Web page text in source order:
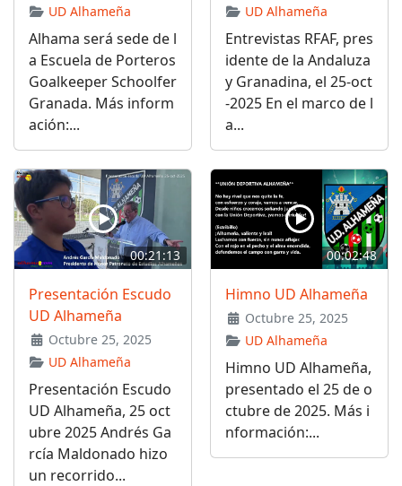
UD Alhameña
Alhama será sede de l
a Escuela de Porteros
Goalkeeper Schoolfer
Granada. Más inform
ación:...
UD Alhameña
Entrevistas RFAF, pres
idente de la Andaluza
y Granadina, el 25-oct
-2025 En el marco de l
a...
00:21:13
Presentación Escudo
UD Alhameña
Octubre 25, 2025
UD Alhameña
Presentación Escudo
UD Alhameña, 25 oct
ubre 2025 Andrés Ga
rcía Maldonado hizo
un recorrido...
00:02:48
Himno UD Alhameña
Octubre 25, 2025
UD Alhameña
Himno UD Alhameña,
presentado el 25 de o
ctubre de 2025. Más i
nformación:...